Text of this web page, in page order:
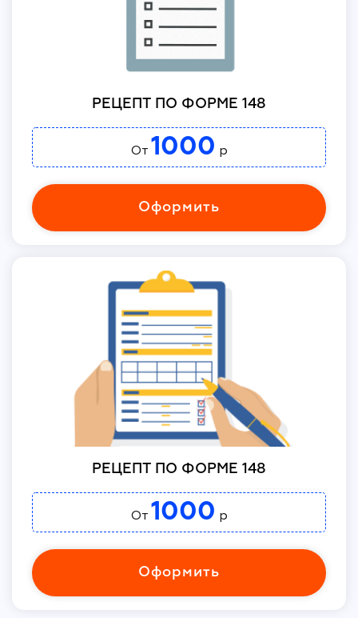
РЕЦЕПТ ПО ФОРМЕ 148
От 1000 р
Оформить
РЕЦЕПТ ПО ФОРМЕ 148
От 1000 р
Оформить